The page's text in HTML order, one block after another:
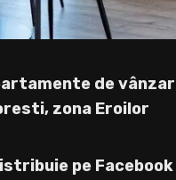
de
zona Eroilor
pe Facebook